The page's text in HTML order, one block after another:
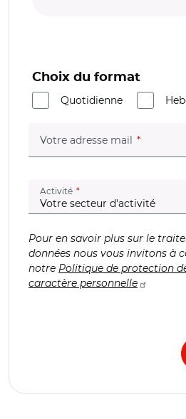
Choix du format
Quotidienne
Votre adresse mail (champ
Activité (champ obligatoire)
Pour en savoir plus sur le
données nous vous invitons à
notre Politique de protection
caractère personnelle